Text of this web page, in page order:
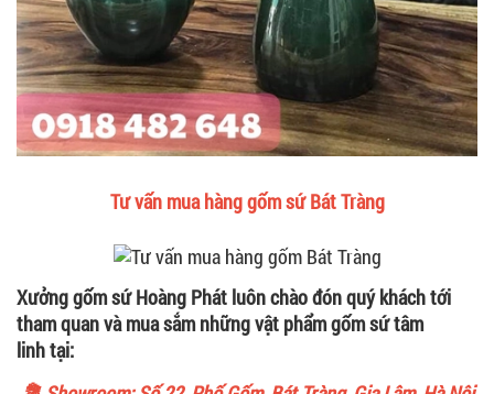
Tư vấn mua hàng gốm sứ Bát Tràng
Xưởng gốm sứ Hoàng Phát luôn chào đón quý khách tới
tham quan và mua sắm những vật phẩm gốm sứ tâm
linh tại: